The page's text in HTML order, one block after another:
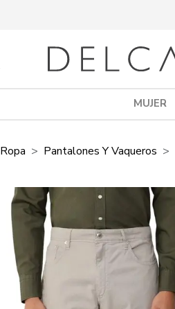
MUJER
Ropa Pantalones Y Vaqueros